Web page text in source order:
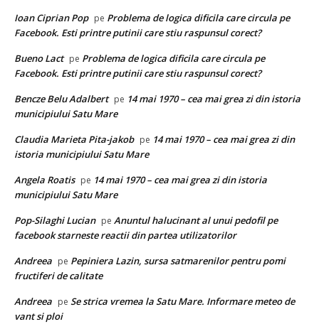
Ioan Ciprian Pop pe Problema de logica dificila care circula pe
Facebook. Esti printre putinii care stiu raspunsul corect?
Bueno Lact pe Problema de logica dificila care circula pe
Facebook. Esti printre putinii care stiu raspunsul corect?
Bencze Belu Adalbert pe 14 mai 1970 – cea mai grea zi din istoria
municipiului Satu Mare
Claudia Marieta Pita-jakob pe 14 mai 1970 – cea mai grea zi din
istoria municipiului Satu Mare
Angela Roatis pe 14 mai 1970 – cea mai grea zi din istoria
municipiului Satu Mare
Pop-Silaghi Lucian pe Anuntul halucinant al unui pedofil pe
facebook starneste reactii din partea utilizatorilor
Andreea pe Pepiniera Lazin, sursa satmarenilor pentru pomi
fructiferi de calitate
Andreea pe Se strica vremea la Satu Mare. Informare meteo de
vant si ploi